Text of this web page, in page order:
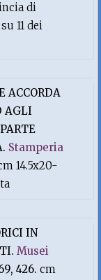
di
11 dei
ACCORDA
AGLI
Stamperia
14.5x20-
IN
Musei
426.cm